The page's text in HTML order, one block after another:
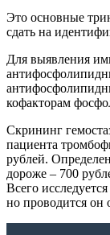
Это основные
сдать на
Для выявления
кофакторам
Скрининг
пациента
рублей.
дороже – 700
Всего
но проводится он